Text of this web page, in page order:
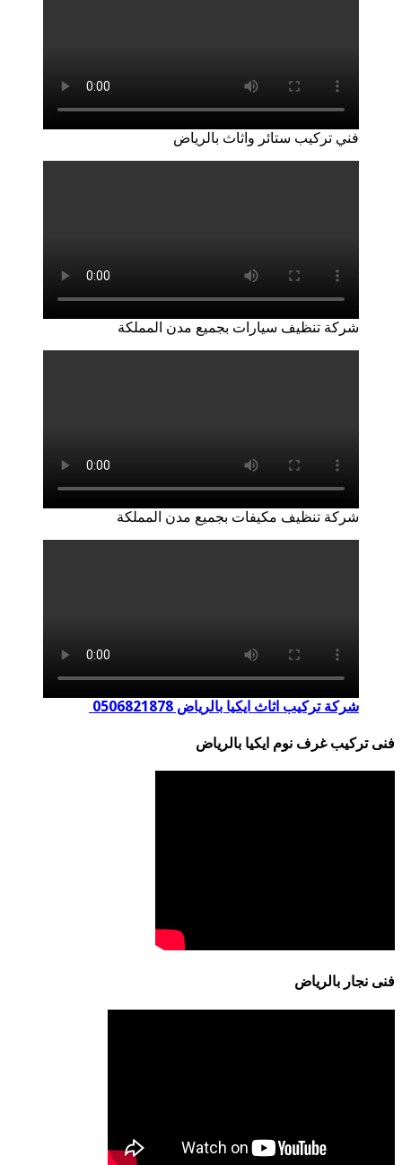
فني تركيب ستائر واثاث بالرياض
شركة تنظيف سيارات بجميع مدن المملكة
شركة تنظيف مكيفات بجميع مدن المملكة
شركة تركيب اثاث ايكيا بالرياض 0506821878
فنى تركيب غرف نوم ايكيا بالرياض
فنى نجار بالرياض